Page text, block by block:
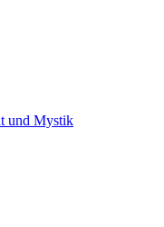
und Mystik